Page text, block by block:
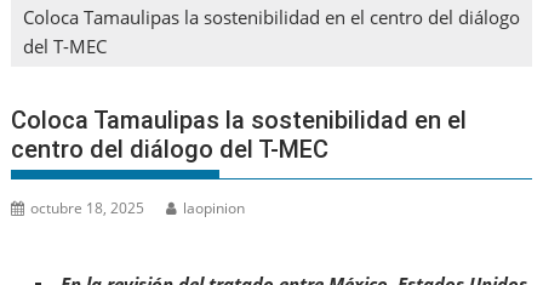
Coloca Tamaulipas la sostenibilidad en el centro del diálogo
del T-MEC
Coloca Tamaulipas la sostenibilidad en el
centro del diálogo del T-MEC
octubre 18, 2025 laopinion